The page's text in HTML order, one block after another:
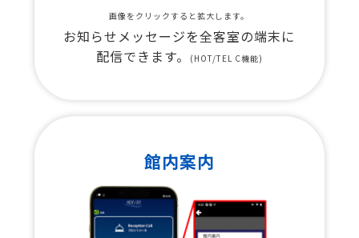
画像をクリックすると拡大します。
お知らせメッセージを全客室の端末に
配信できます。
(HOT/TEL C機能)
館内案内